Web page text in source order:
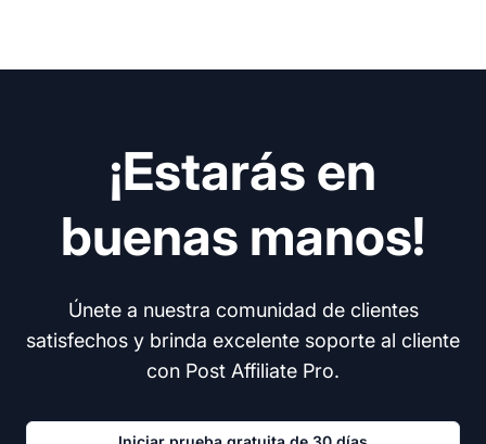
¡Estarás en
buenas manos!
Únete a nuestra comunidad de clientes
satisfechos y brinda excelente soporte al cliente
con Post Affiliate Pro.